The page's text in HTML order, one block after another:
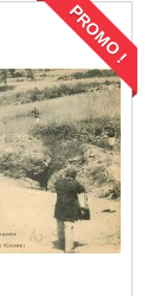
PROMO !